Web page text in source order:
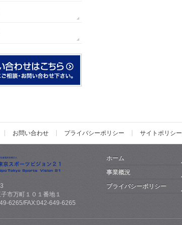
お問い合わせ プライバシーポリシー サイトポリシー
市万町１０１番地１
6265/FAX:042-649-6265
ホーム
事業概況
プライバシーポリシー